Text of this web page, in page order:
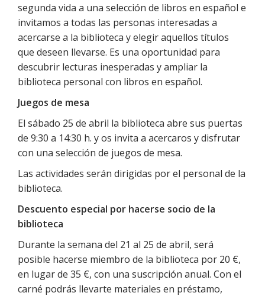
segunda vida a una selección de libros en español e
invitamos a todas las personas interesadas a
acercarse a la biblioteca y elegir aquellos títulos
que deseen llevarse. Es una oportunidad para
descubrir lecturas inesperadas y ampliar la
biblioteca personal con libros en español.
Juegos de mesa
El sábado 25 de abril la biblioteca abre sus puertas
de 9:30 a 14:30 h. y os invita a acercaros y disfrutar
con una selección de juegos de mesa.
Las actividades serán dirigidas por el personal de la
biblioteca.
Descuento especial por hacerse socio de la
biblioteca
Durante la semana del 21 al 25 de abril, será
posible hacerse miembro de la biblioteca por 20 €,
en lugar de 35 €, con una suscripción anual. Con el
carné podrás llevarte materiales en préstamo,